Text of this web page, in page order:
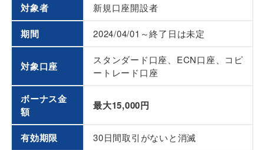
対象者 新規口座開設者
期間 2024/04/01～終了日は未定
対象口座
スタンダード口座、ECN口座、コピ
ートレード口座
ボーナス金
額
最大15,000円
有効期限 30日間取引がないと消滅